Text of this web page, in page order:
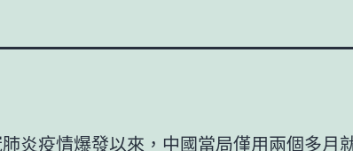
炎疫情爆發以來，中國當局僅用兩個多月